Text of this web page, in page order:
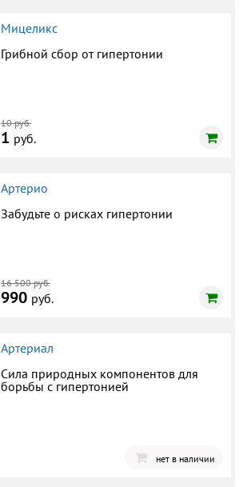
Мицеликс
Грибной сбор от гипертонии
10 руб.
1 руб.
Артерио
Забудьте о рисках гипертонии
16 500 руб.
990 руб.
Артериал
Сила природных компонентов для
борьбы с гипертонией
нет в наличии